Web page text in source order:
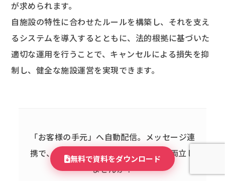
が求められます。
自施設の特性に合わせたルールを構築し、それを支え
るシステムを導入するとともに、法的根拠に基づいた
適切な運用を行うことで、キャンセルによる損失を抑
制し、健全な施設運営を実現できます。
「お客様の手元」へ自動配信。 メッセージ連
携で、問い合わせ削減と満足度向上を両立し
ませんか？
無料で資料をダウンロード